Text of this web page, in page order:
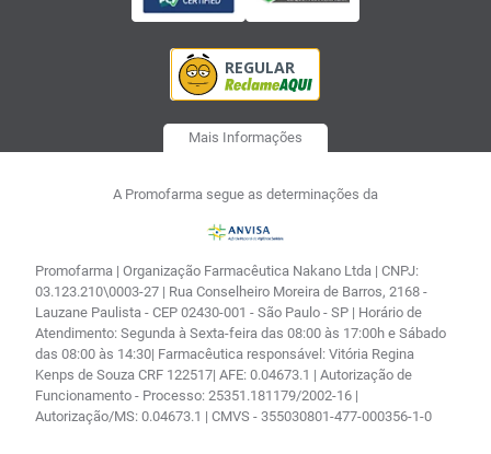
Mais Informações
A Promofarma segue as determinações da
Promofarma | Organização Farmacêutica Nakano Ltda | CNPJ:
03.123.210\0003-27 | Rua Conselheiro Moreira de Barros, 2168 -
Lauzane Paulista - CEP 02430-001 - São Paulo - SP | Horário de
Atendimento: Segunda à Sexta-feira das 08:00 às 17:00h e Sábado
das 08:00 às 14:30| Farmacêutica responsável: Vitória Regina
Kenps de Souza CRF 122517| AFE: 0.04673.1 | Autorização de
Funcionamento - Processo: 25351.181179/2002-16 |
Autorização/MS: 0.04673.1 | CMVS - 355030801-477-000356-1-0